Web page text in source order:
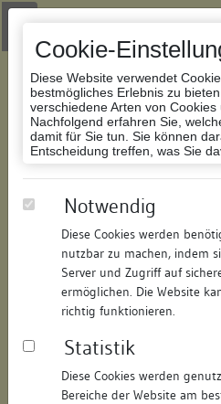
Cookie-
Diese Website verwendet
bestmögliches Erlebnis zu
verschiedene Arten von Cookies
Nachfolgend erfahren Sie,
damit für Sie tun. Sie können
Entscheidung treffen, was Sie
Notwendig
Diese Cookies werden
nutzbar zu machen, indem
Server und Zugriff auf
ermöglichen. Die Website
richtig funktionieren.
Statistik
Diese Cookies werden
Bereiche der Website am
Zur Navigation springen
Zum Inhalt der Website springen
Datenbank
Amtsgerichtsgasse
157158232811/ Datum:
Datenbestand:
Bauforschung
Objektdaten